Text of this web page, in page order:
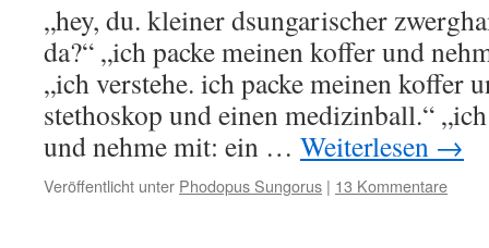
„hey, du. kleiner dsungarischer
da?“ „ich packe meinen koffer und
„ich verstehe. ich packe meinen koffer
stethoskop und einen medizinball.“
und nehme mit: ein … Weiterlesen →
Veröffentlicht unter Phodopus Sungorus | 13 Kommentare